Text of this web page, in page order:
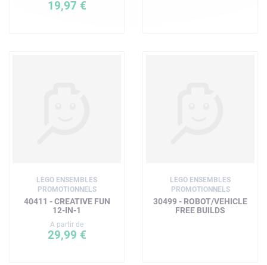
19,97 €
LEGO ENSEMBLES
PROMOTIONNELS
40411 - CREATIVE FUN
12-IN-1
A partir de
29,99 €
LEGO ENSEMBLES
PROMOTIONNELS
30499 - ROBOT/VEHICLE
FREE BUILDS